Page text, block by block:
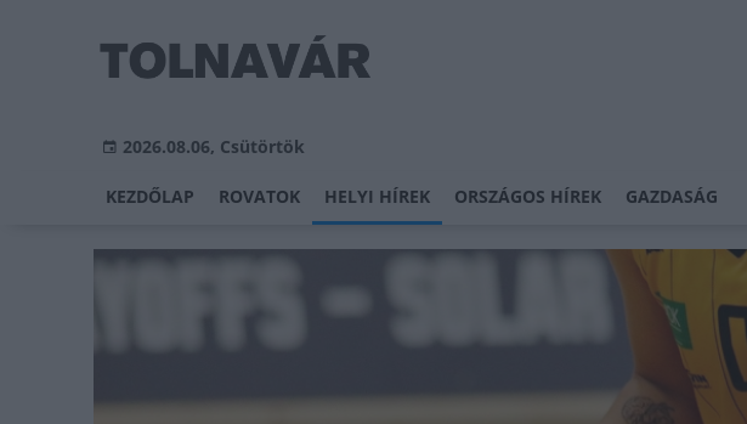
2026.08.06, Csütörtök
KEZDŐLAP ROVATOK HELYI HÍREK ORSZÁGOS HÍREK GAZDASÁG